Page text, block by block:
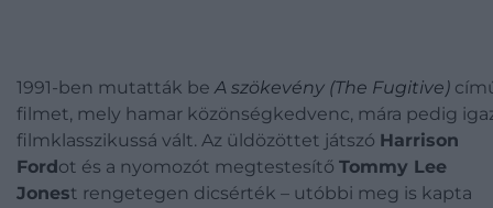
1991-ben mutatták beA szökevény (The Fugitive)
filmet, mely hamar közönségkedvenc, mára pedig
filmklasszikussá vált. Az üldözöttet játszó Harrison
Fordot és a nyomozót megtestesítő Tommy Lee
Jonest rengetegen dicsérték – utóbbi meg is kapta